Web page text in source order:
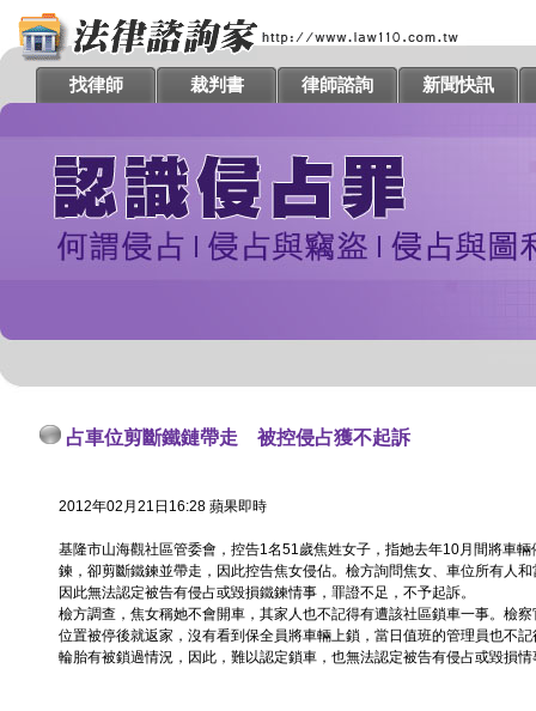
找律師 裁判書 律師諮詢 新聞快訊
占車位剪斷鐵鏈帶走 被控侵占獲不起訴
2012年02月21日16:28 蘋果即時
基隆市山海觀社區管委會，控告1名51歲焦姓女子，指她去年10月間將車
鍊，卻剪斷鐵鍊並帶走，因此控告焦女侵佔。檢方詢問焦女、車位所有人
因此無法認定被告有侵占或毀損鐵鍊情事，罪證不足，不予起訴。
檢方調查，焦女稱她不會開車，其家人也不記得有遭該社區鎖車一事。檢
位置被停後就返家，沒有看到保全員將車輛上鎖，當日值班的管理員也不
輪胎有被鎖過情況，因此，難以認定鎖車，也無法認定被告有侵占或毀損情